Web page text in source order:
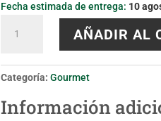
Fecha estimada de entrega: 10
Pedrosillano
AÑADIR AL
Categoría:Gourmet
Información